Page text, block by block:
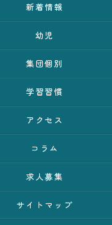
新着情報
幼児
集団個別
学習習慣
アクセス
コラム
求人募集
サイトマップ